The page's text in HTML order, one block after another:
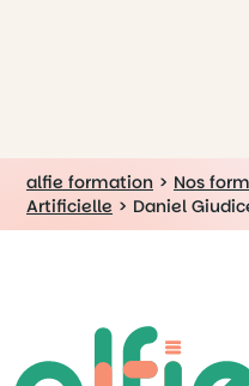
alfie formation > Nos
Artificielle > Daniel